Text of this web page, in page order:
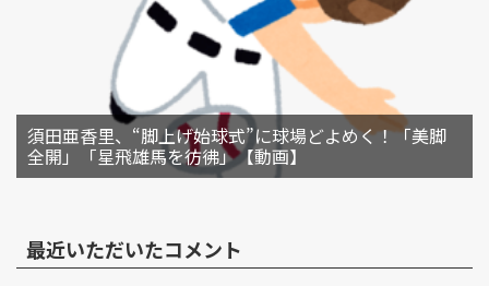
須田亜香里、“脚上げ始球式”に球場どよめく！「美脚
全開」「星飛雄馬を彷彿」【動画】
最近いただいたコメント